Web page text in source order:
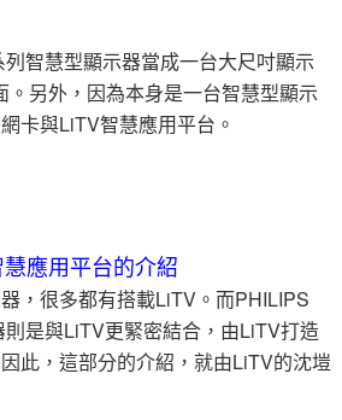
智慧型顯示器當成一台大尺吋顯示
另外，因為本身是一台智慧型顯示
卡與LiTV智慧應用平台。
應用平台的介紹
，很多都有搭載LiTV。而PHILIPS
是與LiTV更緊密結合，由LiTV打造
此，這部分的介紹，就由LiTV的沈塏